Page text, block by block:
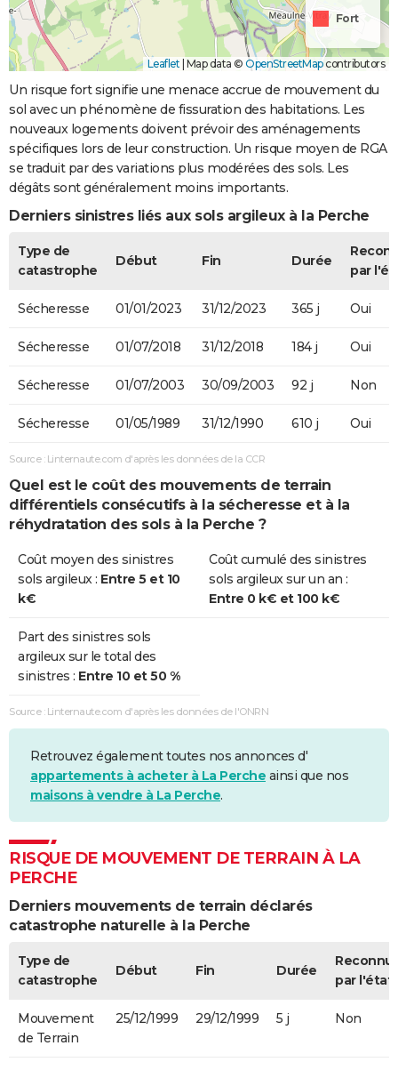
Fort
Leaflet | Map data © OpenStreetMapcontributors
Un risque fort signifie une menace accrue de mouvement du
sol avec un phénomène de fissuration des habitations. Les
nouveaux logements doivent prévoir des aménagements
spécifiques lors de leur construction. Un risque moyen de RGA
se traduit par des variations plus modérées des sols. Les
dégâts sont généralement moins importants.
Derniers sinistres liés aux sols argileux à la Perche
Type de
catastrophe
Début Fin Durée
par
Sécheresse 01/01/2023 31/12/2023 365 j Oui
Sécheresse 01/07/2018 31/12/2018 184 j Oui
Sécheresse 01/07/2003 30/09/2003 92 j Non
Sécheresse 01/05/1989 31/12/1990 610 j Oui
Source : Linternaute.com d'après les données de la CCR
Quel est le coût des mouvements de terrain
différentiels consécutifs à la sécheresse et à la
réhydratation des sols à la Perche ?
Coût moyen des sinistres
sols argileux : Entre 5 et 10
k€
Coût cumulé des sinistres
sols argileux sur un an :
Entre 0 k€ et 100 k€
Part des sinistres sols
argileux sur le total des
sinistres : Entre 10 et 50 %
Source : Linternaute.com d'après les données de l'ONRN
Retrouvez également toutes nos annonces d'
appartements à acheter à La Perche ainsi que nos
maisons à vendre à La Perche.
RISQUE DE MOUVEMENT DE TERRAIN À LA
PERCHE
Derniers mouvements de terrain déclarés
catastrophe naturelle à la Perche
Type de
catastrophe
Début Fin Durée
par l'état
Mouvement
de Terrain
25/12/1999 29/12/1999 5 j Non